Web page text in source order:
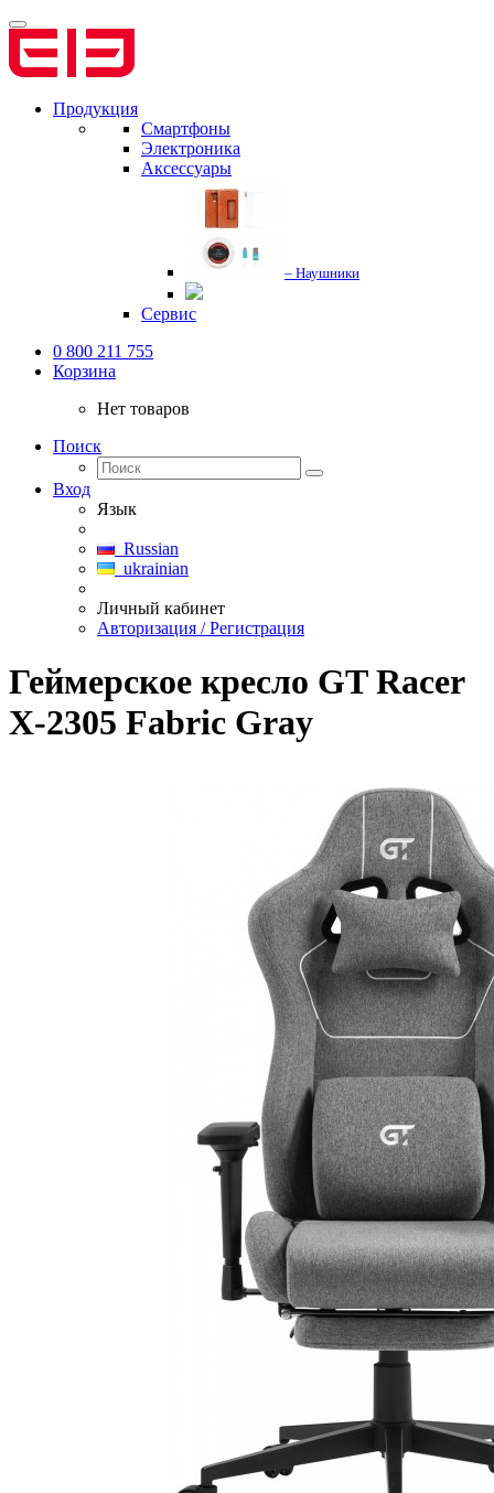
Продукция
Смартфоны
Электроника
Аксессуары
– Наушники
Сервис
0 800 211 755
Корзина
Нет товаров
Поиск
Вход
Язык
Russian
ukrainian
Личный кабинет
Авторизация / Регистрация
Геймерское кресло GT Racer
X-2305 Fabric Gray